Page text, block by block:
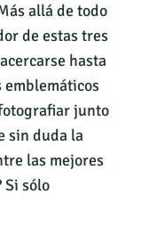
allá de todo
de estas tres
hasta
emblemáticos
junto
sin duda la
las mejores
Si sólo